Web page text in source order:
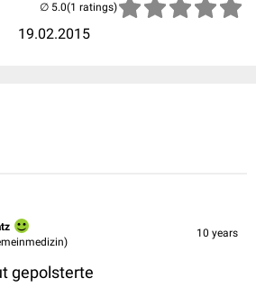
19.02.2015
(1 ratings)
10 years
gepolsterte